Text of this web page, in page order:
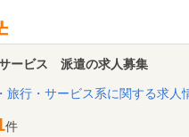
ービス 派遣の求人募集
旅行・サービス系に関する求人
件